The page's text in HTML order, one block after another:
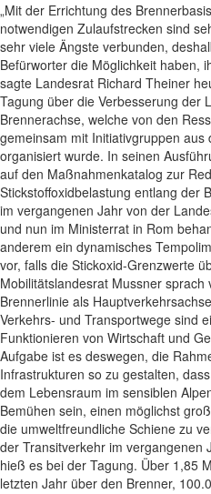
„Mit der Errichtung des
notwendigen Zulaufstrecken sind
sehr viele Ängste verbunden,
Befürworter die Möglichkeit haben,
sagte Landesrat Richard Theiner
Tagung über die Verbesserung der
Brennerachse, welche von den
gemeinsam mit Initiativgruppen
organisiert wurde. In seinen
auf den Maßnahmenkatalog zur
Stickstoffoxidbelastung entlang der
im vergangenen Jahr von der
und nun im Ministerrat in Rom
anderem ein dynamisches
vor, falls die Stickoxid-Grenzwerte
Mobilitätslandesrat Mussner
Brennerlinie als
Verkehrs- und Transportwege sind
Funktionieren von Wirtschaft und
Aufgabe ist es deswegen, die
Infrastrukturen so zu gestalten,
dem Lebensraum im sensiblen
Bemühen sein, einen möglichst
die umweltfreundliche Schiene zu
der Transitverkehr im vergangenen
hieß es bei der Tagung. Über 1,85
letzten Jahr über den Brenner,